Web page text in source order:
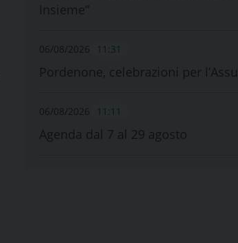
Insieme”
06/08/2026 11:31
Pordenone, celebrazioni per
06/08/2026 11:11
Agenda dal 7 al 29 agosto